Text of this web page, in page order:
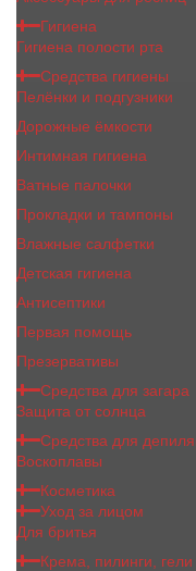
Гигиена
Гигиена полости рта
Средства гигиены
Пелёнки и подгузники
Дорожные ёмкости
Интимная гигиена
Ватные палочки
Прокладки и тампоны
Влажные салфетки
Детская гигиена
Антисептики
Первая помощь
Презервативы
Средства для загара
Защита от солнца
Средства для
Воскоплавы
Косметика
Уход за лицом
Для бритья
Крема, пилинги,